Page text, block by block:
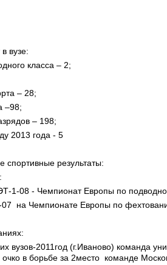
вузе:
класса – 2;
– 28;
–98;
– 198;
2013 года - 5
спортивные результаты:
1-08 - Чемпионат Европы по
на Чемпионате Европы по
вузов-2011год (г.Иваново) команда
в борьбе за 2место команде